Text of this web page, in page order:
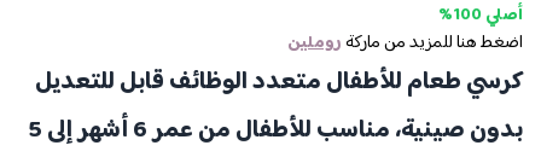
أصلي 100%
اضغط هنا للمزيد من ماركةروملين
كرسي طعام للأطفال متعدد الوظائف قابل للتعديل
بدون صينية، مناسب للأطفال من عمر 6 أشهر إلى 5